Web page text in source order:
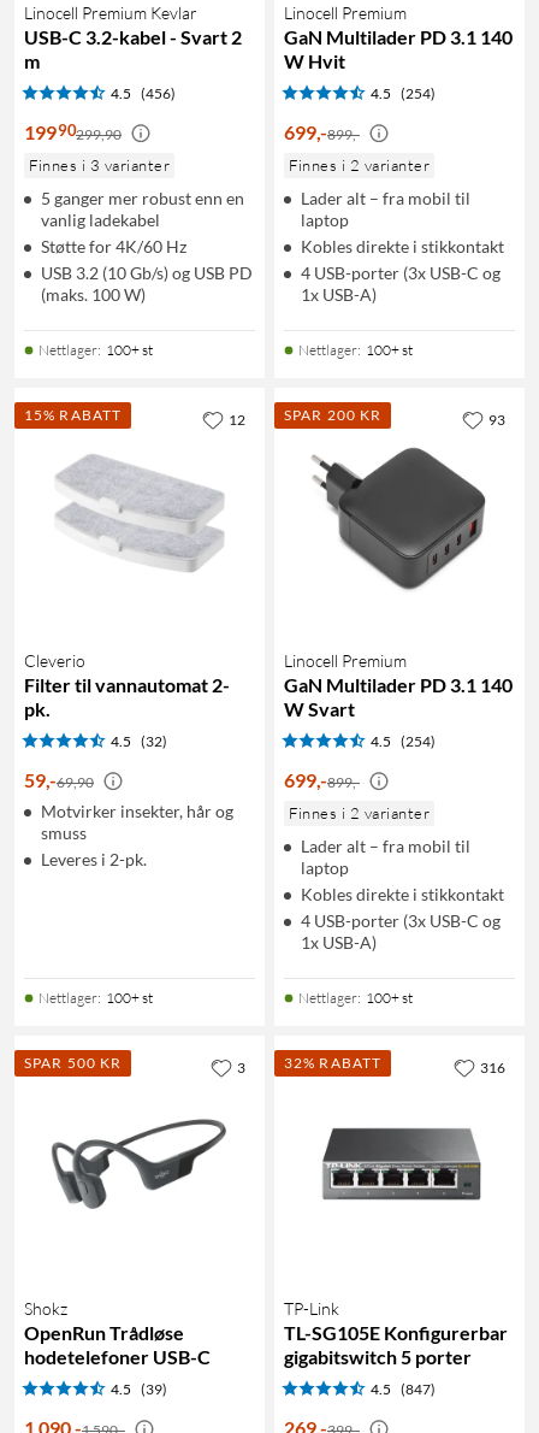
Linocell Premium Kevlar
USB-C 3.2-kabel - Svart 2
m
4.5 (456)
19990299,90
Finnes i 3 varianter
5 ganger mer robust enn en
vanlig ladekabel
Støtte for 4K/60 Hz
USB 3.2 (10 Gb/s) og USB PD
(maks. 100 W)
Nettlager: 100+ st
Linocell Premium
GaN Multilader PD 3.1 140
W Hvit
4.5 (254)
699,-899,-
Finnes i 2 varianter
Lader alt – fra mobil til
laptop
Kobles direkte i stikkontakt
4 USB-porter (3x USB-C og
1x USB-A)
Nettlager: 100+ st
15% RABATT
Cleverio
Filter til vannautomat 2-
pk.
4.5 (32)
59,-69,90
Motvirker insekter, hår og
smuss
Leveres i 2-pk.
Nettlager: 100+ st
12 SPAR 200 KR
Linocell Premium
GaN Multilader PD 3.1 140
W Svart
4.5 (254)
699,-899,-
Finnes i 2 varianter
Lader alt – fra mobil til
laptop
Kobles direkte i stikkontakt
4 USB-porter (3x USB-C og
1x USB-A)
Nettlager: 100+ st
93
SPAR 500 KR
Shokz
OpenRun Trådløse
hodetelefoner USB-C
4.5 (39)
1 090-
3 32% RABATT
TP-Link
TL-SG105E Konfigurerbar
gigabitswitch 5 porter
4.5 (847)
269-
316